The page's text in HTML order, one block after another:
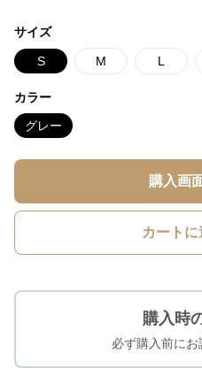
サイズ
S M L
カラー
グレー
購入画
カート
購入時
必ず購入前にお